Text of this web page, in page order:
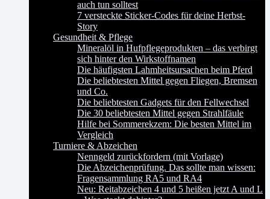
auch tun solltest
7 versteckte Sticker-Codes für deine Herbst-
Story
Gesundheit & Pflege
Mineralöl in Hufpflegeprodukten – das verbirgt
sich hinter den Wirkstoffnamen
Die häufigsten Lahmheitsursachen beim Pferd
Die beliebtesten Mittel gegen Fliegen, Bremsen
und Co.
Die beliebtesten Gadgets für den Fellwechsel
Die 30 beliebtesten Mittel gegen Strahlfäule
Hilfe bei Sommerekzem: Die besten Mittel im
Vergleich
Turniere & Abzeichen
Nenngeld zurückfordern (mit Vorlage)
Die Abzeichenprüfung. Das sollte man wissen:
Fragensammlung RA5 und RA4
Neu: Reitabzeichen 4 und 5 heißen jetzt A und L